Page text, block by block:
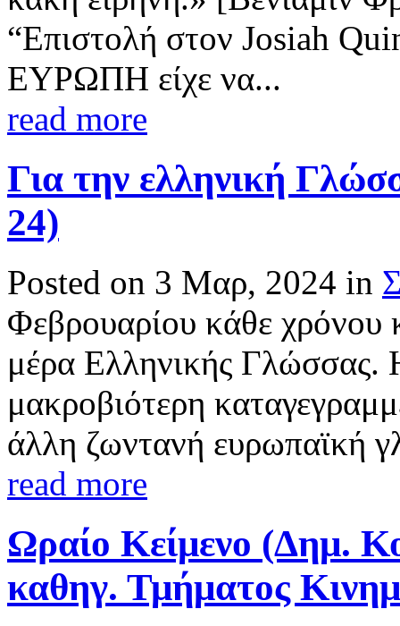
“Επιστολή στον Josiah
ΕΥΡΩΠΗ είχε να...
read more
Για την ελληνική
24)
Posted on 3 Μαρ, 2024 in
Φεβρουαρίου κάθε
μέρα Ελληνικής Γλώσσας.
μακροβιότερη
άλλη ζωντανή ευρωπαϊκή
read more
Ωραίο Κείμενο (Δημ.
καθηγ. Τμήματος